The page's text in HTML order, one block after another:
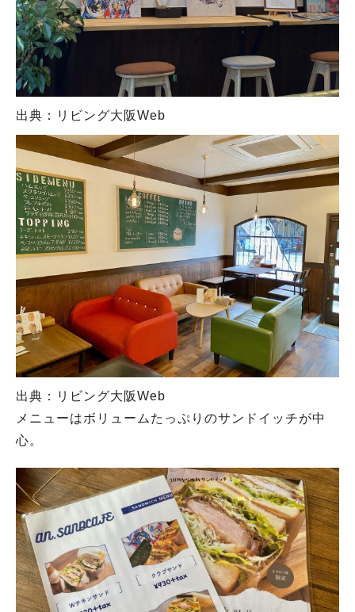
出典：リビング大阪Web
出典：リビング大阪Web
メニューはボリュームたっぷりのサンドイッチが中
心。